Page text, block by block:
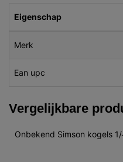
Eigenschap
Merk
Ean upc
Vergelijkbare
Onbekend Simson kogels